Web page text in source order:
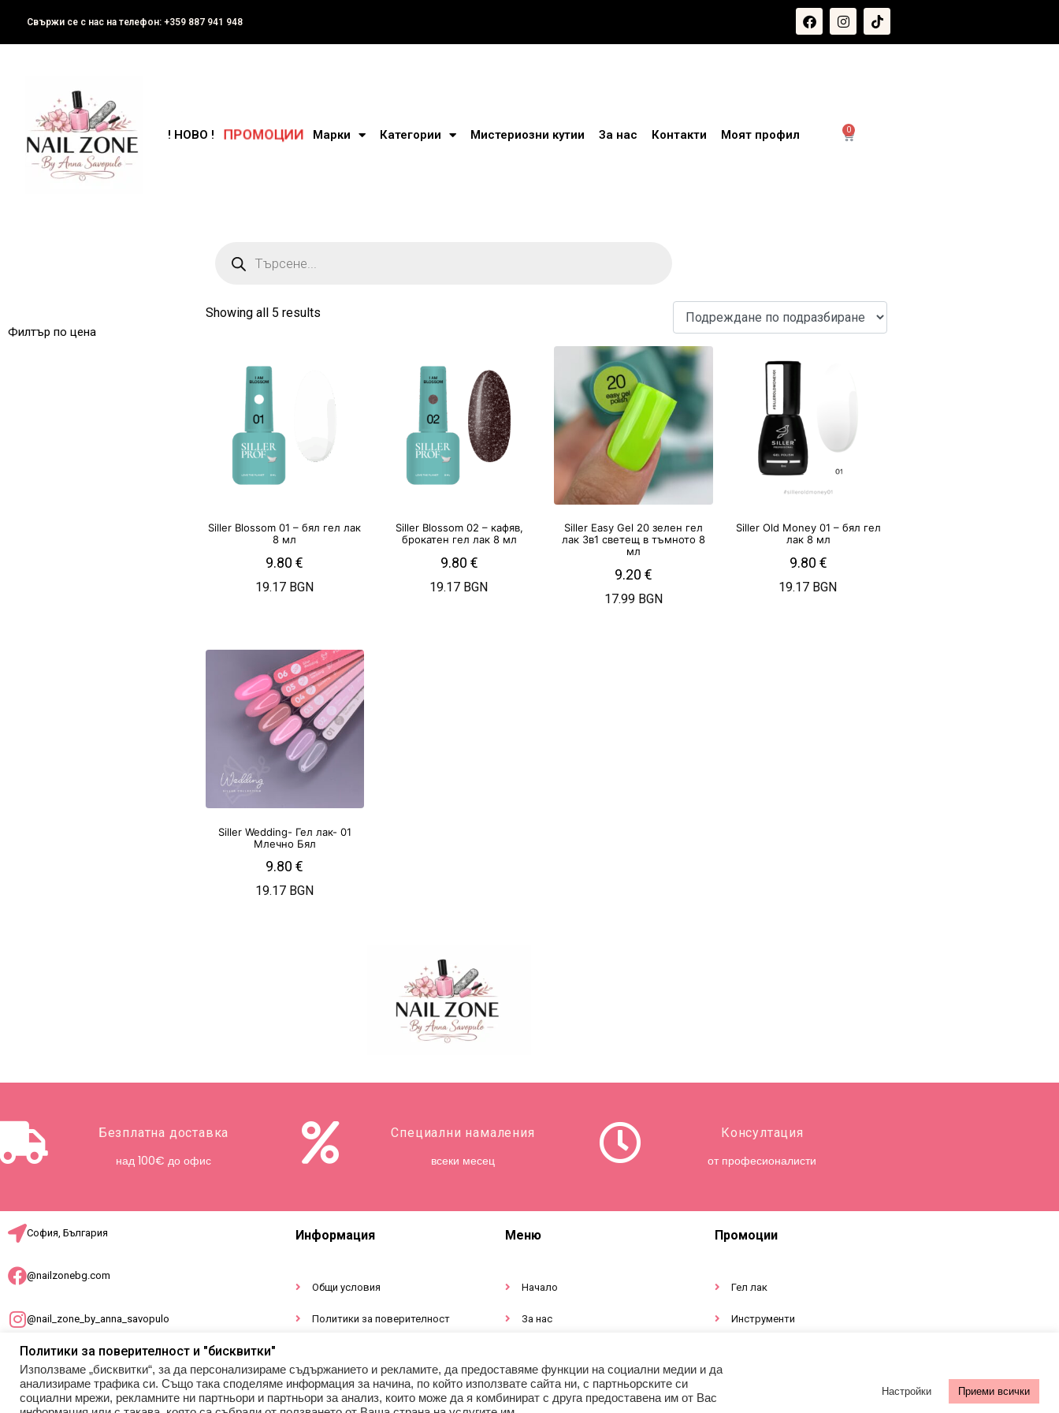
Свържи се с нас на телефон: +359 887 941 948
0
! НОВО ! ПРОМОЦИИ Марки Категории Мистериозни кутии За нас Контакти Моят профил
Филтър по цена
Showing all 5 results
Siller Blossom 01 – бял гел лак
8 мл
9.80€
19.17 BGN
Siller Blossom 02 – кафяв,
брокатен гел лак 8 мл
9.80 €
19.17 BGN
Siller Easy Gel 20 зелен гел
лак 3в1 светещ в тъмното 8
мл
9.20€
17.99 BGN
Siller Old Money 01 – бял гел
лак 8 мл
9.80 €
19.17 BGN
Siller Wedding- Гел лак- 01
Млечно Бял
9.80€
19.17 BGN
Безплатна доставка
над 100€ до офис
Специални намаления
всеки месец
Консултация
от професионалисти
София, България
@nailzonebg.com
@nail_zone_by_anna_savopulo
office@nailzonebg.com
+359 887 941 948
Информация
Общи условия
Политики за поверителност
Меню
Начало
За нас
Промоции
Гел лак
Инструменти
Политики за поверителност и "бисквитки"
Използваме „бисквитки“, за да персонализираме съдържанието и рекламите, да предоставяме функции на социални медии и да
анализираме трафика си. Също така споделяме информация за начина, по който използвате сайта ни, с партньорските си
социални мрежи, рекламните ни партньори и партньори за анализ, които може да я комбинират с друга предоставена им от Вас
Настройки Приеми всички